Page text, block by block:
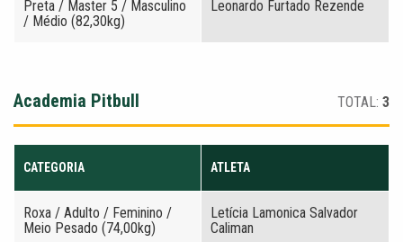
Preta / Master 5 / Masculino
/ Médio (82,30kg)
Leonardo Furtado Rezende
Academia Pitbull TOTAL: 3
CATEGORIA ATLETA
Roxa / Adulto / Feminino /
Meio Pesado (74,00kg)
Letícia Lamonica Salvador
Caliman